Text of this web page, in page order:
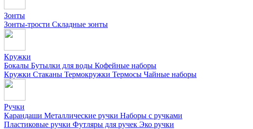
Зонты
Зонты-трости Складные зонты
Кружки
Бокалы Бутылки для воды Кофейные наборы
Кружки Стаканы Термокружки Термосы Чайные наборы
Ручки
Карандаши Металлические ручки Наборы с ручками
Пластиковые ручки Футляры для ручек Эко ручки